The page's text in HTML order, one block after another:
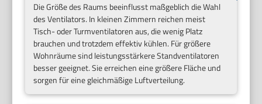
Die Größe des Raums beeinflusst maßgeblich die Wahl
des Ventilators. In kleinen Zimmern reichen meist
Tisch- oder Turmventilatoren aus, die wenig Platz
brauchen und trotzdem effektiv kühlen. Für größere
Wohnräume sind leistungsstärkere Standventilatoren
besser geeignet. Sie erreichen eine größere Fläche und
sorgen für eine gleichmäßige Luftverteilung.